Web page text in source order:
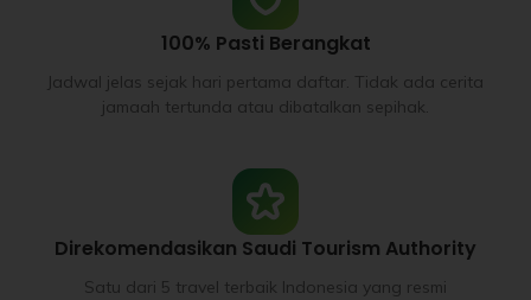
100% Pasti Berangkat
Jadwal jelas sejak hari pertama daftar. Tidak ada cerita
jamaah tertunda atau dibatalkan sepihak.
Direkomendasikan Saudi Tourism Authority
Satu dari 5 travel terbaik Indonesia yang resmi